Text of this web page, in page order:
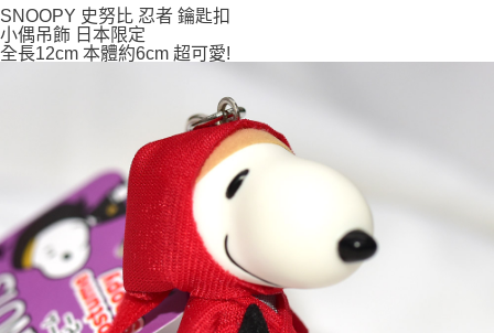
付款後全家取貨
每筆NT$65，滿NT$999(含以上)免運費
每筆NT$65，滿NT$999(含以上)免運費
每筆NT$65，滿NT$999(含以上)免運費
宅配
每筆NT$100，滿NT$999(含以上)免運費
SNOOPY 史努比 忍者 鑰匙扣
小偶吊飾 日本限定
全長12cm 本體約6cm 超可愛!